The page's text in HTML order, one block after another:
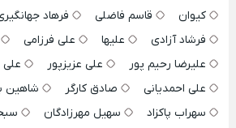
کیوان
قاسم فاضلی فرهاد
فرشاد آزادی
علیها علی فرزامی
علیرضا رحیم پور
علی عزیزپور
علی احمدیانی
صادق کارگر شاهین
سهراب پاکزاد
سهیل مهرزادگان